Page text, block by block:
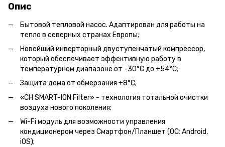
Опис
Бытовой тепловой насос. Адаптирован для работы на
тепло в северных странах Европы;
Новейший инверторный двуступенчатый компрессор,
который обеспечивает эффективную работу в
температурном диапазоне от -30°С до +54°C;
Защита дома от обмерзания +8°C;
«CH SMART-ION Filter» - технология тотальной очистки
воздуха нового поколения;
Wi-Fi модуль для возможности управления
кондиционером через Смартфон/Планшет (ОС: Android,
iOS);